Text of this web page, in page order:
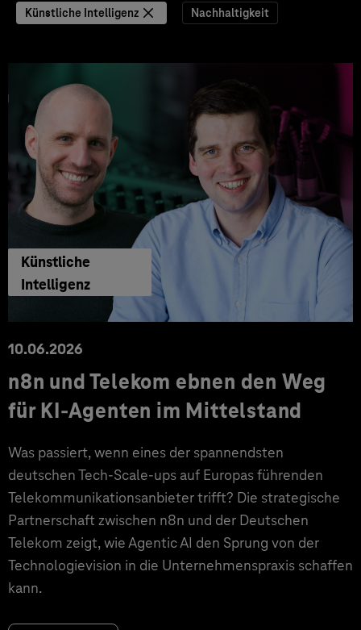
Künstliche Intelligenz Nachhaltigkeit
Künstliche
Intelligenz
10.06.2026
n8n und Telekom ebnen den Weg
für KI-Agenten im Mittelstand
Was passiert, wenn eines der spannendsten
deutschen Tech-Scale-ups auf Europas führenden
Telekommunikationsanbieter trifft? Die strategische
Partnerschaft zwischen n8n und der Deutschen
Telekom zeigt, wie Agentic AI den Sprung von der
Technologievision in die Unternehmenspraxis schaffen
kann.